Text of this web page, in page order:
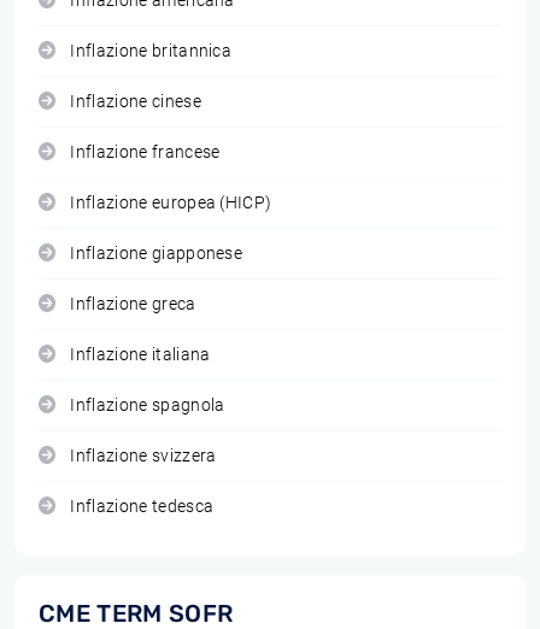
Inflazione britannica
Inflazione cinese
Inflazione francese
Inflazione europea (HICP)
Inflazione giapponese
Inflazione greca
Inflazione italiana
Inflazione spagnola
Inflazione svizzera
Inflazione tedesca
CME TERM SOFR